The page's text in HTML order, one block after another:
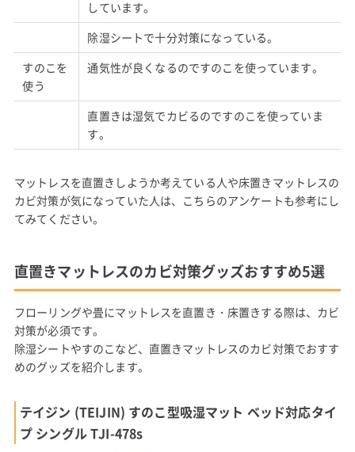
しています。
除湿シートで十分対策になっている。
すのこを
使う
通気性が良くなるのですのこを使っています。
直置きは湿気でカビるのですのこを使っていま
す。
マットレスを直置きしようか考えている人や床置きマットレスの
カビ対策が気になっていた人は、こちらのアンケートも参考にし
てみてください。
直置きマットレスのカビ対策グッズおすすめ5選
フローリングや畳にマットレスを直置き・床置きする際は、カビ
対策が必須です。
除湿シートやすのこなど、直置きマットレスのカビ対策でおすす
めのグッズを紹介します。
テイジン (TEIJIN) すのこ型吸湿マット ベッド対応タイ
プ シングル TJI-478s